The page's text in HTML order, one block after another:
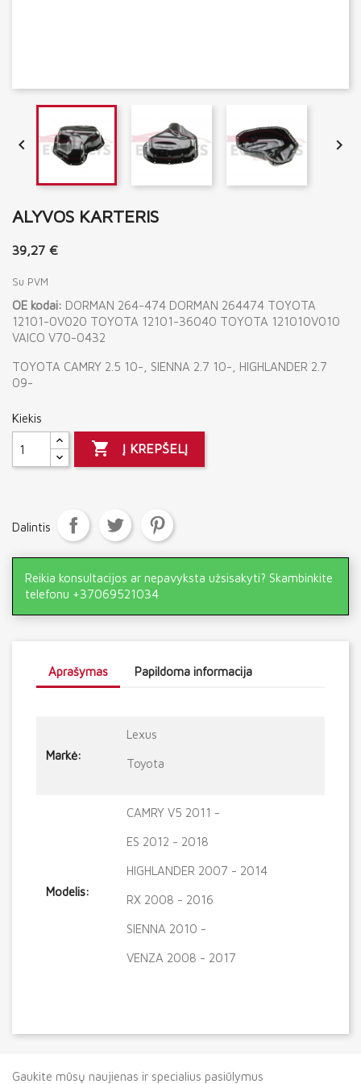
 
ALYVOS KARTERIS
39,27 €
Su PVM
OE kodai: DORMAN 264-474 DORMAN 264474 TOYOTA
12101-0V020 TOYOTA 12101-36040 TOYOTA 121010V010
VAICO V70-0432
TOYOTA CAMRY 2.5 10-, SIENNA 2.7 10-, HIGHLANDER 2.7
09-
Kiekis
 Į KREPŠELĮ
Dalintis
Reikia konsultacijos ar nepavyksta užsisakyti? Skambinkite
telefonu +37069521034
Aprašymas Papildoma informacija
Markė:
Lexus
Toyota
Modelis:
CAMRY V5 2011 -
ES 2012 - 2018
HIGHLANDER 2007 - 2014
RX 2008 - 2016
SIENNA 2010 -
VENZA 2008 - 2017
Gaukite mūsų naujienas ir specialius pasiūlymus